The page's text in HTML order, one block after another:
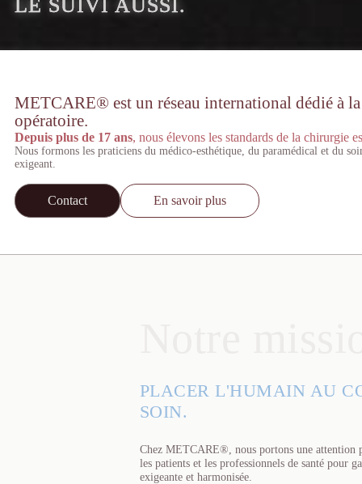
LE SUIVI AUSSI.
METCARE® est un réseau international dédié à
opératoire.
Depuis plus de 17 ans, nous élevons les standards de la chirurgie
Nous formons les praticiens du médico-esthétique, du paramédical et du
exigeant.
Contact En savoir plus
PLACER L'HUMAIN AU
SOIN.
Chez METCARE®, nous portons une attention
les patients et les professionnels de santé pour
exigeante et harmonisée.